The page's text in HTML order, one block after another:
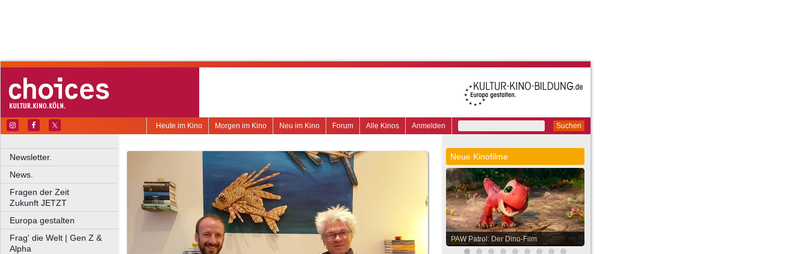
Suchen
Anmelden
Alle Kinos
Forum
Neu im Kino
Morgen im Kino
Heute im Kino
Newsletter.
News.
Fragen der Zeit
Zukunft JETZT
Europa gestalten
Frag' die Welt | Gen Z &
Alpha
Neue Kinofilme
PAW Patrol: Der Dino-Film